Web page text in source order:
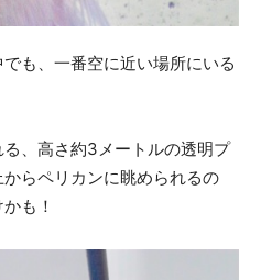
も、一番空に近い場所にいる
、高さ約3メートルの透明プ
らペリカンに眺められるの
も！